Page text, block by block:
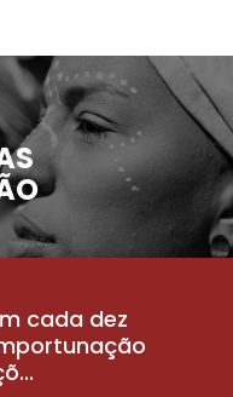
cada dez